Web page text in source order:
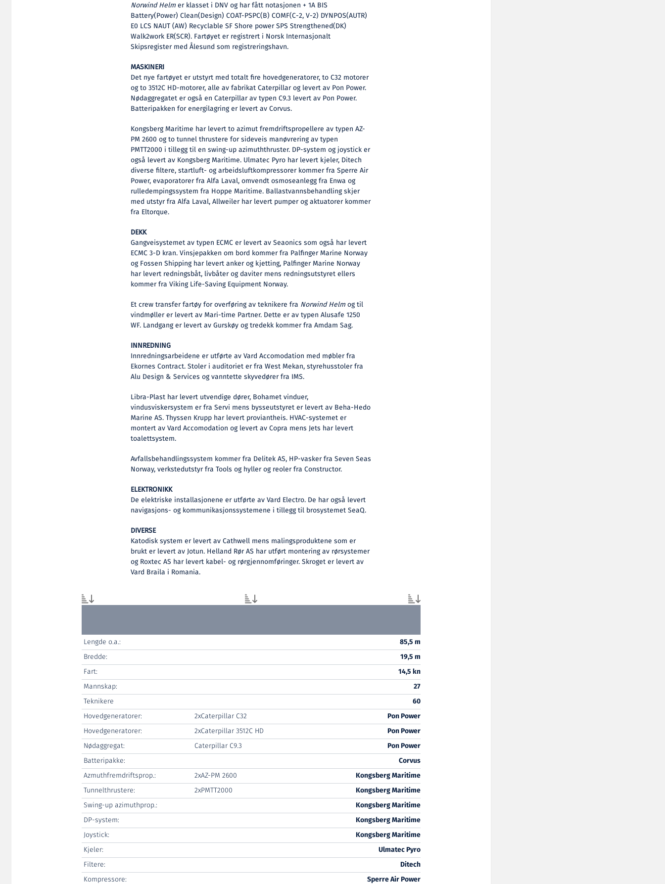
Norwind Helmer klasset i DNV og har fått notasjonen + 1A BIS
Battery(Power) Clean(Design) COAT-PSPC(B) COMF(C-2, V-2) DYNPOS(AUTR)
E0 LCS NAUT (AW) Recyclable SF Shore power SPS Strengthened(DK)
Walk2work ER(SCR). Fartøyet er registrert i Norsk Internasjonalt
Skipsregister med Ålesund som registreringshavn.
MASKINERI
Det nye fartøyet er utstyrt med totalt fire hovedgeneratorer, to C32 motorer
og to 3512C HD-motorer, alle av fabrikat Caterpillar og levert av Pon Power.
Nødaggregatet er også en Caterpillar av typen C9.3 levert av Pon Power.
Batteripakken for energilagring er levert av Corvus.
Kongsberg Maritime har levert to azimut fremdriftspropellere av typen AZ-
PM 2600 og to tunnel thrustere for sideveis manøvrering av typen
PMTT2000 i tillegg til en swing-up azimuththruster. DP-system og joystick er
også levert av Kongsberg Maritime. Ulmatec Pyro har levert kjeler, Ditech
diverse filtere, startluft- og arbeidsluftkompressorer kommer fra Sperre Air
Power, evaporatorer fra Alfa Laval, omvendt osmoseanlegg fra Enwa og
rulledempingssystem fra Hoppe Maritime. Ballastvannsbehandling skjer
med utstyr fra Alfa Laval, Allweiler har levert pumper og aktuatorer kommer
fra Eltorque.
DEKK
Gangveisystemet av typen ECMC er levert av Seaonics som også har levert
ECMC 3-D kran. Vinsjepakken om bord kommer fra Palfinger Marine Norway
og Fossen Shipping har levert anker og kjetting, Palfinger Marine Norway
har levert redningsbåt, livbåter og daviter mens redningsutstyret ellers
kommer fra Viking Life-Saving Equipment Norway.
Et crew transfer fartøy for overføring av teknikere fra Norwind Helmog til
vindmøller er levert av Mari-time Partner. Dette er av typen Alusafe 1250
WF. Landgang er levert av Gurskøy og tredekk kommer fra Amdam Sag.
INNREDNING
Innredningsarbeidene er utførte av Vard Accomodation med møbler fra
Ekornes Contract. Stoler i auditoriet er fra West Mekan, styrehusstoler fra
Alu Design & Services og vanntette skyvedører fra IMS.
Libra-Plast har levert utvendige dører, Bohamet vinduer,
vindusviskersystem er fra Servi mens bysseutstyret er levert av Beha-Hedo
Marine AS. Thyssen Krupp har levert proviantheis. HVAC-systemet er
montert av Vard Accomodation og levert av Copra mens Jets har levert
toalettsystem.
Avfallsbehandlingssystem kommer fra Delitek AS, HP-vasker fra Seven Seas
Norway, verkstedutstyr fra Tools og hyller og reoler fra Constructor.
ELEKTRONIKK
De elektriske installasjonene er utførte av Vard Electro. De har også levert
navigasjons- og kommunikasjonssystemene i tillegg til brosystemet SeaQ.
DIVERSE
Katodisk system er levert av Cathwell mens malingsproduktene som er
brukt er levert av Jotun. Helland Rør AS har utført montering av rørsystemer
og Roxtec AS har levert kabel- og rørgjennomføringer. Skroget er levert av
Vard Braila i Romania.
Lengde o.a.:
85,5 m
Bredde:
19,5 m
Fart:
14,5 kn
Mannskap:
27
Teknikere
60
Hovedgeneratorer:
2xCaterpillar C32
Pon Power
Hovedgeneratorer:
2xCaterpillar 3512C HD
Pon Power
Nødaggregat:
Caterpillar C9.3
Pon Power
Batteripakke:
Corvus
Azmuthfremdriftsprop.:
2xAZ-PM 2600
Kongsberg Maritime
Tunnelthrustere:
2xPMTT2000
Kongsberg Maritime
Swing-up azimuthprop.:
Kongsberg Maritime
DP-system:
Kongsberg Maritime
Joystick:
Kongsberg Maritime
Kjeler:
Ulmatec Pyro
Filtere:
Ditech
Kompressore:
Sperre Air Power